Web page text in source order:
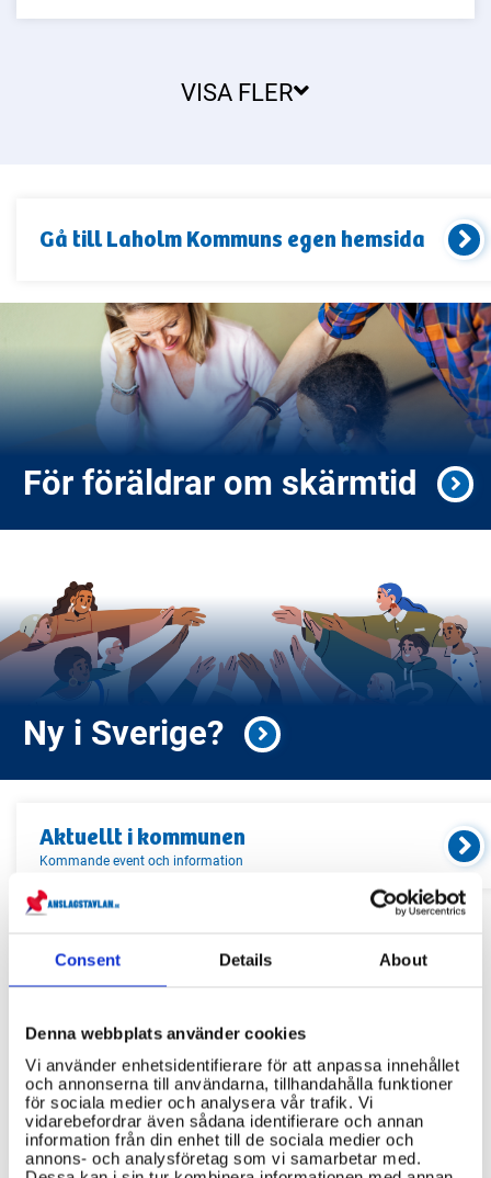
Consent Details About
Denna webbplats använder cookies
Vi använder enhetsidentifierare för att anpassa innehållet
och annonserna till användarna, tillhandahålla funktioner
för sociala medier och analysera vår trafik. Vi
vidarebefordrar även sådana identifierare och annan
information från din enhet till de sociala medier och
annons- och analysföretag som vi samarbetar med.
VISA FLER
Gå tillLaholm Kommuns egen hemsida
För föräldrar om skärmtid
Ny i Sverige?
Aktuellt i kommunen
Kommande event och information
Relaterade länkar
Bibliotek
Idrottsanläggningar
Återvinningscentraler